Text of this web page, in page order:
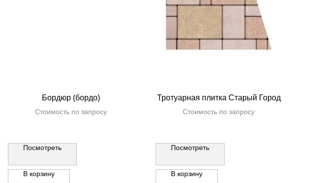
Бордюр (бордо)
Стоимость по запросу
Посмотреть
В корзину
Тротуарная плитка Старый Город
Стоимость по запросу
Посмотреть
В корзину